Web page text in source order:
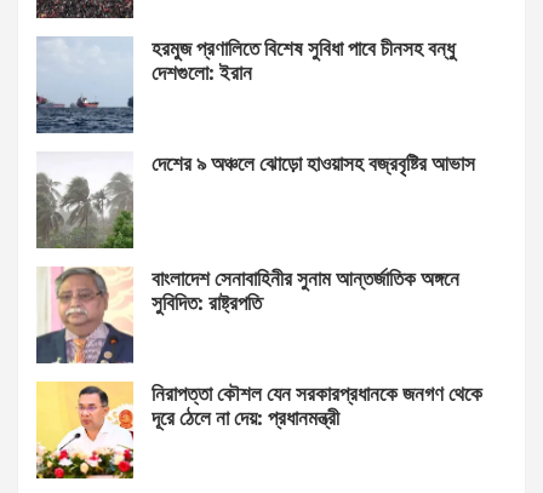
হরমুজ প্রণালিতে বিশেষ সুবিধা পাবে চীনসহ বন্ধু
দেশগুলো: ইরান
দেশের ৯ অঞ্চলে ঝোড়ো হাওয়াসহ বজ্রবৃষ্টির আভাস
বাংলাদেশ সেনাবাহিনীর সুনাম আন্তর্জাতিক অঙ্গনে
সুবিদিত: রাষ্ট্রপতি
নিরাপত্তা কৌশল যেন সরকারপ্রধানকে জনগণ থেকে
দূরে ঠেলে না দেয়: প্রধানমন্ত্রী